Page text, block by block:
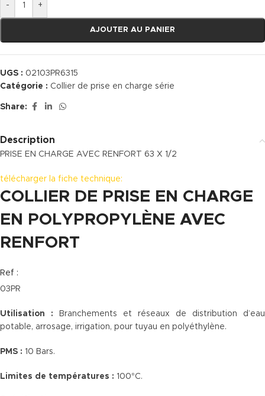
- +
AJOUTER AU PANIER
UGS : 02103PR6315
Catégorie : Collier de prise en charge série
Share:
Description
PRISE EN CHARGE AVEC RENFORT 63 X 1/2
télécharger la fiche technique:
COLLIER DE PRISE EN CHARGE
EN POLYPROPYLÈNE AVEC
RENFORT
Ref :
03PR
Utilisation : Branchements et réseaux de distribution d’eau
potable, arrosage, irrigation, pour tuyau en polyéthylène.
PMS : 10 Bars.
Limites de températures : 100°C.